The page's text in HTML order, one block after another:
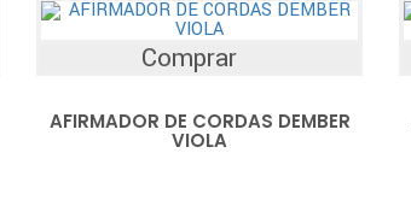
Comprar
AFIRMADOR DE CORDAS DEMBER
VIOLA